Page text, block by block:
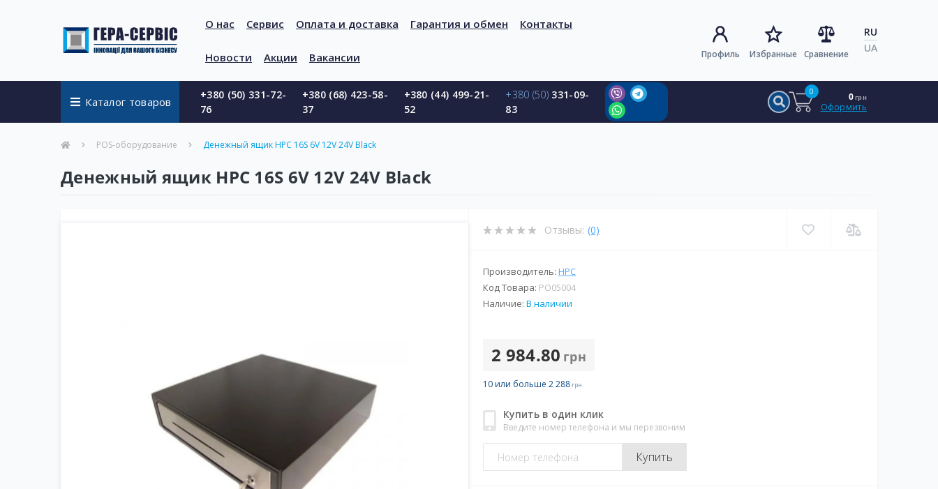
О нас Сервис Оплата и доставка Гарантия и обмен Контакты
Новости Акции Вакансии Профиль Избранные Сравнение
RU
UA
Каталог товаров
+380 (50) 331-72-
76
+380 (68) 423-58-
37
+380 (44) 499-21-
52
+380 (50) 331-09-
83
0 0грн
Оформить
POS-оборудование Денежный ящик HPC 16S 6V 12V 24V Black
Денежный ящик HPC 16S 6V 12V 24V Black
Отзывы: (0)
Производитель: HPC
Код Товара: PO05004
Наличие: В наличии
2 984.80 грн
10 или больше 2 288 грн
Купить в один клик
Введите номер телефона и мы перезвоним
Купить